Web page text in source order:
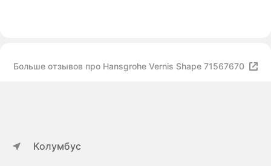
Больше отзывов про Hansgrohe Vernis Shape 71567670
Колумбус